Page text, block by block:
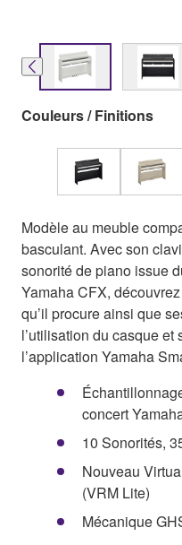
Couleurs / Finitions
Modèle au meuble
basculant. Avec son
sonorité de piano issue
Yamaha CFX,
qu’il procure ainsi que
l’utilisation du casque
l’application Yamaha
concert
10 Sonorités,
Nouveau
(VRM Lite)
Mécanique